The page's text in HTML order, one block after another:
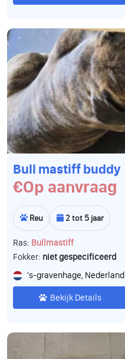
Bull mastiff buddy
€Op aanvraag
Reu 2 tot 5 jaar
Ras: Bullmastiff
Fokker: niet gespecificeerd
's-gravenhage, Nederland
Bekijk Details